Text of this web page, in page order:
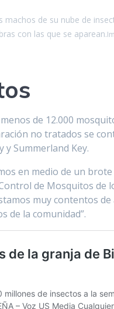
de su nube de
con las que se aparean.
de 12.000
no tratados se
Summerland Key.
en medio de un
de Mosquitos de
muy contentos
de la comunidad”.